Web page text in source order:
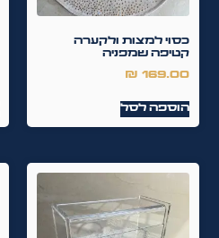
כסוי למצות ולקערה
קטיפה שמפניה
169.00
₪
הוספה לסל